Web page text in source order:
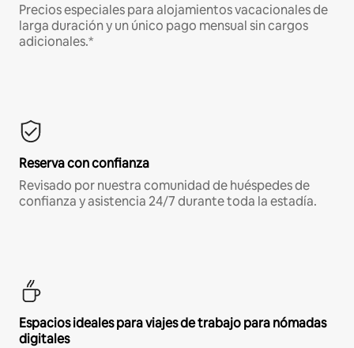
Precios especiales para alojamientos vacacionales de
larga duración y un único pago mensual sin cargos
adicionales.*
Reserva con confianza
Revisado por nuestra comunidad de huéspedes de
confianza y asistencia 24/7 durante toda la estadía.
Espacios ideales para viajes de trabajo para nómadas
digitales